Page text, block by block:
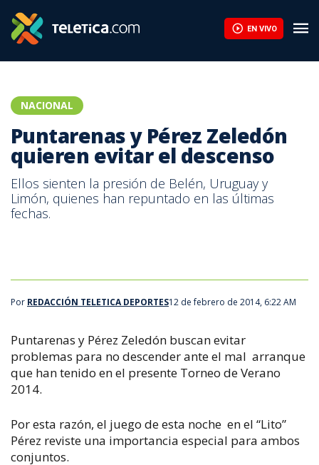
EN VIVO
NACIONAL
Puntarenas y Pérez Zeledón
quieren evitar el descenso
Ellos sienten la presión de Belén, Uruguay y
Limón, quienes han repuntado en las últimas
fechas.
Por REDACCIÓN TELETICA DEPORTES12 de febrero de 2014, 6:22 AM
Puntarenas y Pérez Zeledón buscan evitar
problemas para no descender ante el mal arranque
que han tenido en el presente Torneo de Verano
2014.
Por esta razón, el juego de esta noche en el “Lito”
Pérez reviste una importancia especial para ambos
conjuntos.